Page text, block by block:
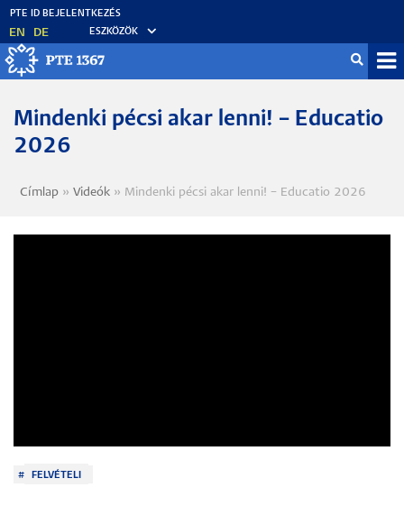
Ugrás
tartalomra
EN DE ESZKÖZÖK
Mindenki pécsi akar lenni! – Educatio
2026
Morzsa
Címlap Videók Mindenki pécsi akar lenni! – Educatio 2026
FELVÉTELI